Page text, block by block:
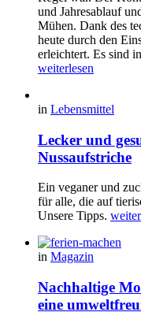
und Jahresablauf
Mühen. Dank des
heute durch den
erleichtert. Es sind
weiterlesen
in Lebensmittel
Lecker und
Nussaufstriche
Ein veganer und
für alle, die auf
Unsere Tipps.
in Magazin
Nachhaltige
eine